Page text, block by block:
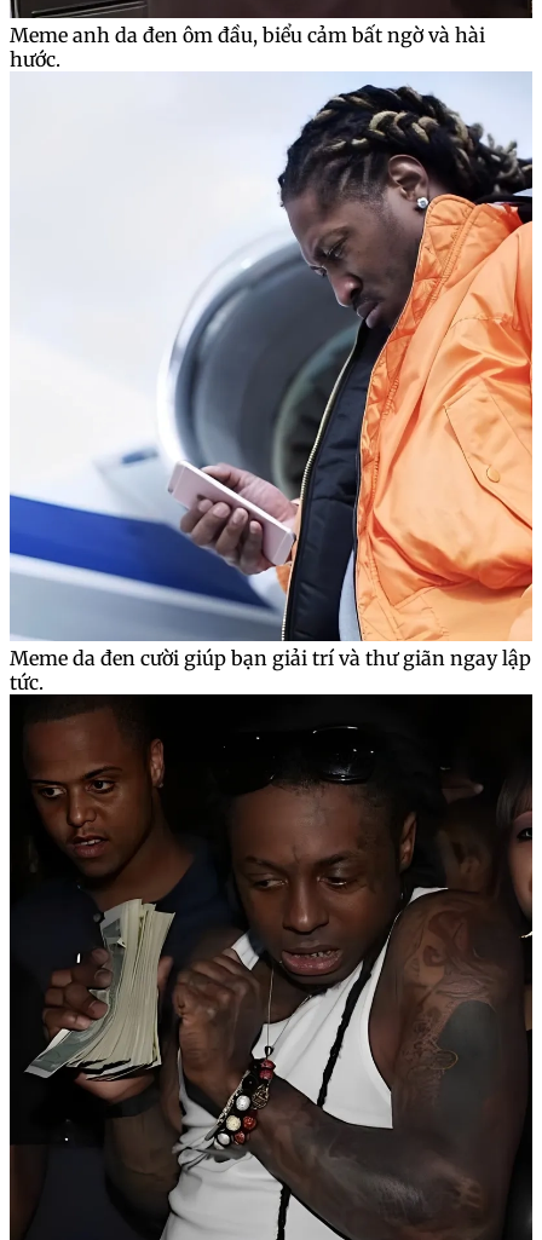
Meme anh da đen ôm đầu, biểu cảm bất ngờ và hài
hước.
Meme da đen cười giúp bạn giải trí và thư giãn ngay lập
tức.